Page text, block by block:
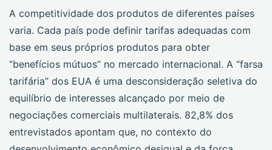
A competitividade dos produtos de diferentes países
varia. Cada país pode definir tarifas adequadas com
base em seus próprios produtos para obter
“benefícios mútuos” no mercado internacional. A “farsa
tarifária” dos EUA é uma desconsideração seletiva do
equilíbrio de interesses alcançado por meio de
negociações comerciais multilaterais. 82,8% dos
entrevistados apontam que, no contexto do